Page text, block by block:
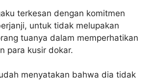
terkesan dengan komitmen
untuk tidak melupakan
tuanya dalam memperhatikan
para kusir dokar.
menyatakan bahwa dia tidak